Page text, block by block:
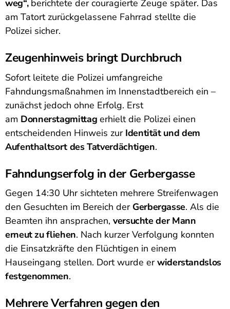
weg“,berichtete der couragierte Zeuge später. Das
am Tatort zurückgelassene Fahrrad stellte die
Polizei sicher.
Zeugenhinweis bringt Durchbruch
Sofort leitete die Polizei umfangreiche
Fahndungsmaßnahmen im Innenstadtbereich ein –
zunächst jedoch ohne Erfolg. Erst
am Donnerstagmittag erhielt die Polizei einen
entscheidenden Hinweis zur Identität und dem
Aufenthaltsort des Tatverdächtigen.
Fahndungserfolg in der Gerbergasse
Gegen 14:30 Uhr sichteten mehrere Streifenwagen
den Gesuchten im Bereich der Gerbergasse. Als die
Beamten ihn ansprachen, versuchte der Mann
erneut zu fliehen. Nach kurzer Verfolgung konnten
die Einsatzkräfte den Flüchtigen in einem
Hauseingang stellen. Dort wurde erwiderstandslos
festgenommen.
Mehrere Verfahren gegen den